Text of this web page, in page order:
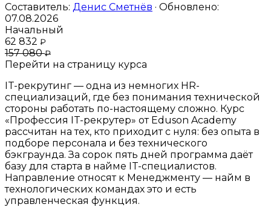
Составитель: Денис Сметнёв · Обновлено:
07.08.2026
Начальный
62 832 ₽
157 080₽
Перейти на страницу курса
IT-рекрутинг — одна из немногих HR-
специализаций, где без понимания технической
стороны работать по-настоящему сложно. Курс
«Профессия IT-рекрутер» от Eduson Academy
рассчитан на тех, кто приходит с нуля: без опыта в
подборе персонала и без технического
бэкграунда. За сорок пять дней программа даёт
базу для старта в найме IT-специалистов.
Направление относят к Менеджменту — найм в
технологических командах это и есть
управленческая функция.